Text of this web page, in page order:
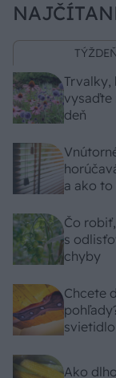
TÝŽDEŇ
Trvalky,
vysaďte
deň
a ako to
Čo
s
chyby
Chcete
svietidlo
Ako